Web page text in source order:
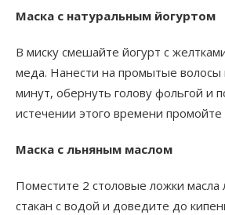
Маска с натуральным йогуртом
В миску смешайте йогурт с
меда. Нанести на промытые волосы
минут, обернуть голову фольгой и
истечении этого времени
Маска с льняным маслом
Поместите 2 столовые ложки масла
стакан с водой и доведите до